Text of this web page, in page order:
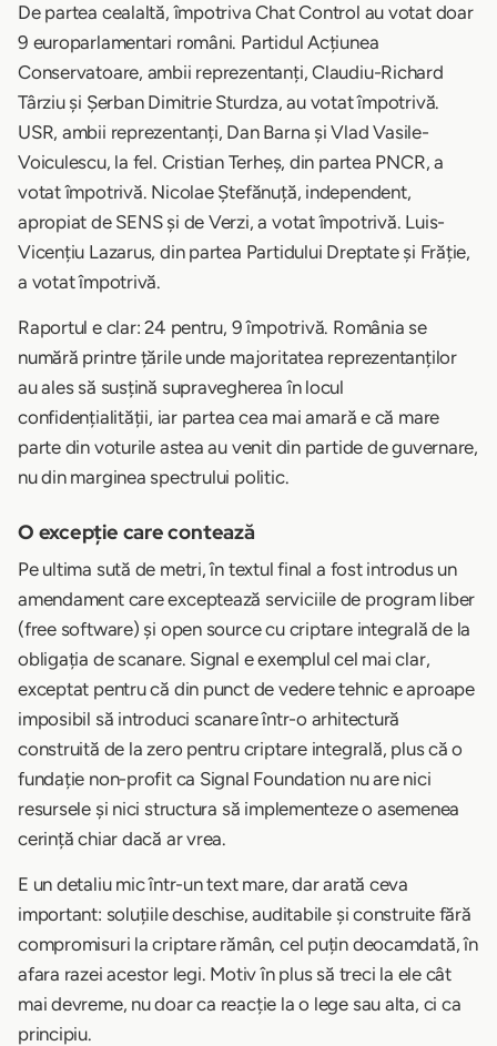
De partea cealaltă, împotriva Chat Control au votat doar
9 europarlamentari români. Partidul Acțiunea
Conservatoare, ambii reprezentanți, Claudiu-Richard
Târziu și Șerban Dimitrie Sturdza, au votat împotrivă.
USR, ambii reprezentanți, Dan Barna și Vlad Vasile-
Voiculescu, la fel. Cristian Terheș, din partea PNCR, a
votat împotrivă. Nicolae Ștefănuță, independent,
apropiat de SENS și de Verzi, a votat împotrivă. Luis-
Vicențiu Lazarus, din partea Partidului Dreptate și Frăție,
a votat împotrivă.
Raportul e clar: 24 pentru, 9 împotrivă. România se
numără printre țările unde majoritatea reprezentanților
au ales să susțină supravegherea în locul
confidențialității, iar partea cea mai amară e că mare
parte din voturile astea au venit din partide de guvernare,
nu din marginea spectrului politic.
O excepție care contează
Pe ultima sută de metri, în textul final a fost introdus un
amendament care exceptează serviciile de program liber
(free software) și open source cu criptare integrală de la
obligația de scanare. Signal e exemplul cel mai clar,
exceptat pentru că din punct de vedere tehnic e aproape
imposibil să introduci scanare într-o arhitectură
construită de la zero pentru criptare integrală, plus că o
fundație non-profit ca Signal Foundation nu are nici
resursele și nici structura să implementeze o asemenea
cerință chiar dacă ar vrea.
E un detaliu mic într-un text mare, dar arată ceva
important: soluțiile deschise, auditabile și construite fără
compromisuri la criptare rămân, cel puțin deocamdată, în
afara razei acestor legi. Motiv în plus să treci la ele cât
mai devreme, nu doar ca reacție la o lege sau alta, ci ca
principiu.